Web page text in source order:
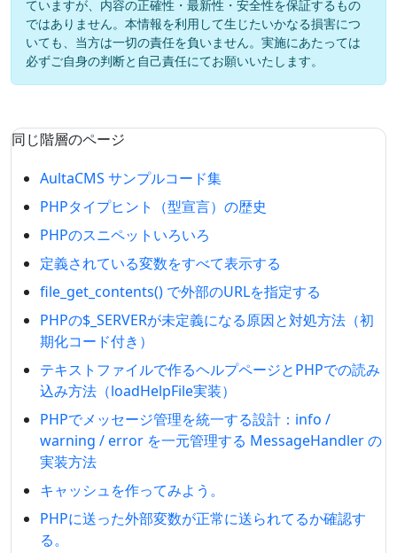
ていますが、内容の正確性・最新性・安全性を保証するもの
ではありません。本情報を利用して生じたいかなる損害につ
いても、当方は一切の責任を負いません。実施にあたっては
必ずご自身の判断と自己責任にてお願いいたします。
同じ階層のページ
AultaCMS サンプルコード集
PHPタイプヒント（型宣言）の歴史
PHPのスニペットいろいろ
定義されている変数をすべて表示する
file_get_contents() で外部のURLを指定する
PHPの$_SERVERが未定義になる原因と対処方法（初
期化コード付き）
テキストファイルで作るヘルプページとPHPでの読み
込み方法（loadHelpFile実装）
PHPでメッセージ管理を統一する設計：info /
warning / error を一元管理する MessageHandler の
実装方法
キャッシュを作ってみよう。
PHPに送った外部変数が正常に送られてるか確認す
る。